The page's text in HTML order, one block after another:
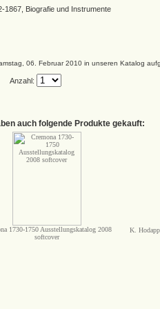
1867, Biografie und Instrumente
06. Februar 2010 in unseren Katalog
Anzahl:
auch folgende Produkte gekauft:
1730-1750 Ausstellungskatalog 2008
softcover
K.